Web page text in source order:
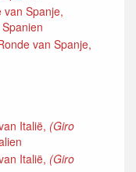
Spanje,
van Spanje,
Italië, (Giro
Italië, (Giro